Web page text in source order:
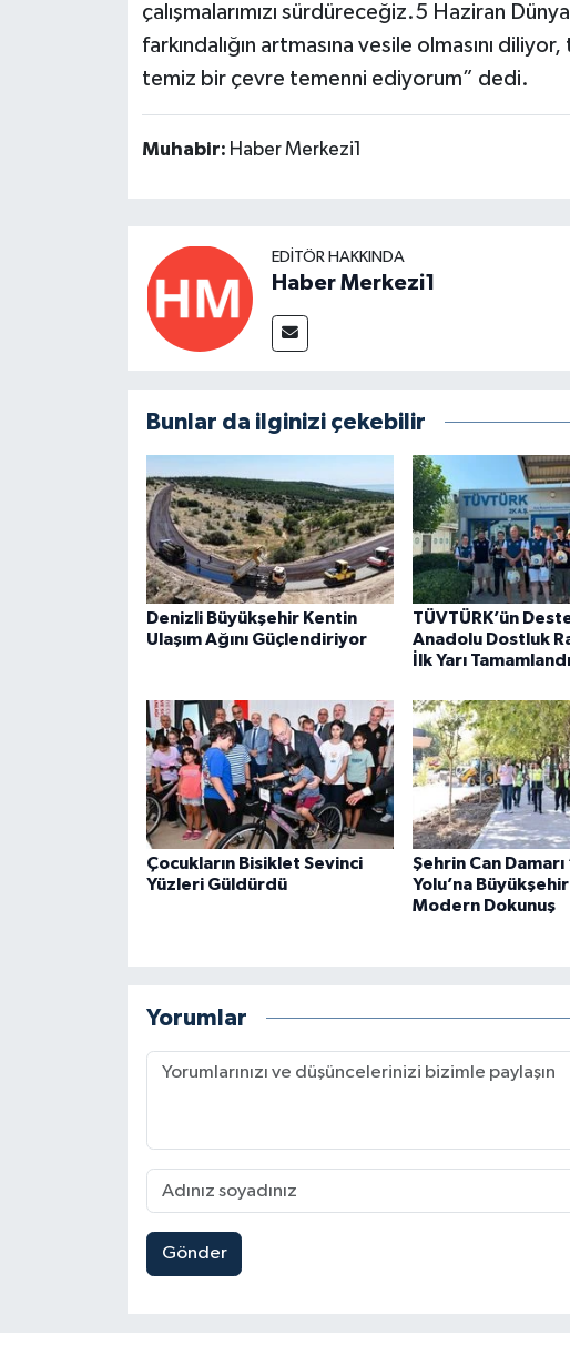
çalışmalarımızı sürdüreceğiz.5 Haziran
farkındalığın artmasına vesile olmasını
temiz bir çevre temenni ediyorum” dedi.
Muhabir: Haber Merkezi1
EDITÖR HAKKINDA
Haber Merkezi1
Bunlar da ilginizi çekebilir
Denizli Büyükşehir Kentin
Ulaşım Ağını Güçlendiriyor
TÜVTÜRK’ün
Anadolu Dostluk
İlk Yarı Tamamlandı
Çocukların Bisiklet Sevinci
Yüzleri Güldürdü
Şehrin Can Damarı
Yolu’na
Modern Dokunuş
Yorumlar
Gönder